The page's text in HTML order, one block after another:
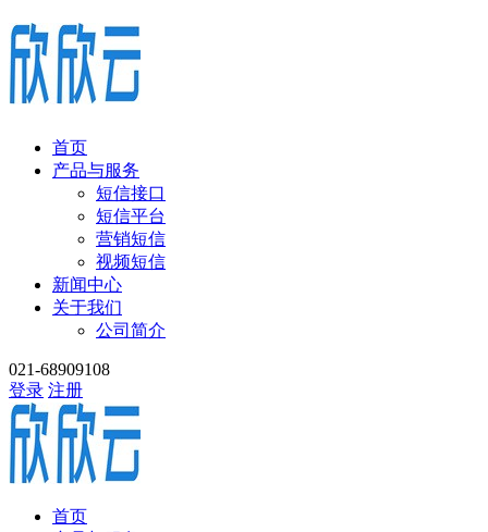
首页
产品与服务
短信接口
短信平台
营销短信
视频短信
新闻中心
关于我们
公司简介
021-68909108
登录 注册
首页